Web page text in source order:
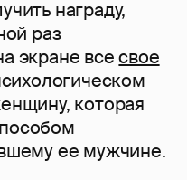
награду,
раз
экране всесвое
которая
ее мужчине.